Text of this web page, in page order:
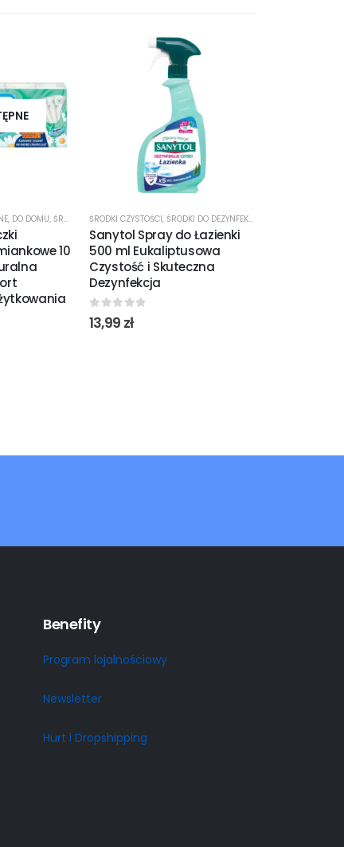
, DO DOMU, ŚRODKI CZYSTOŚCI
10
ŚRODKI CZYSTOŚCI, ŚRODKI DO DEZYNFEKCJI
Sanytol Spray do Łazienki
500 ml Eukaliptusowa
Czystość i Skuteczna
Dezynfekcja
0out of 5
13,99 zł
Benefity
Program lojalnościowy
Newsletter
Hurt i Dropshipping